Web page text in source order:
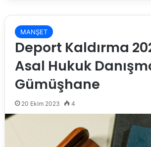
MANŞET
Deport Kaldırma
Asal Hukuk
Gümüşhane
20 Ekim 2023 4